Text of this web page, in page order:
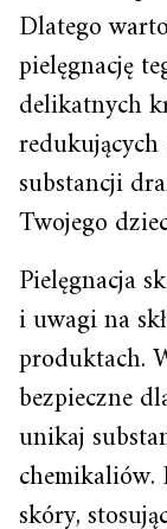
Dlatego
pielęgnację
delikatnych
substancji
Twojego
Pielęgnacja
i uwagi na
produktach.
bezpieczne
unikaj
chemikaliów.
skóry,